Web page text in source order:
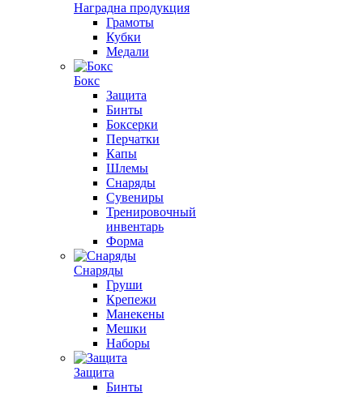
Наградна продукция
Грамоты
Кубки
Медали
Бокс
Защита
Бинты
Боксерки
Перчатки
Капы
Шлемы
Снаряды
Сувениры
Тренировочный
инвентарь
Форма
Снаряды
Груши
Крепежи
Манекены
Мешки
Наборы
Защита
Бинты